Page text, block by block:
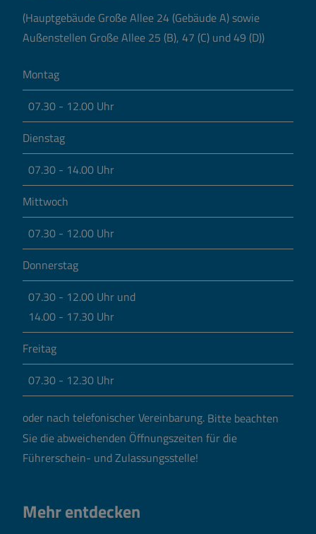
(Hauptgebäude Große Allee 24 (Gebäude A) sowie
Außenstellen Große Allee 25 (B), 47 (C) und 49 (D))
Montag
07.30 - 12.00 Uhr
Dienstag
07.30 - 14.00 Uhr
Mittwoch
07.30 - 12.00 Uhr
Donnerstag
07.30 - 12.00 Uhr und
14.00 - 17.30 Uhr
Freitag
07.30 - 12.30 Uhr
oder nach telefonischer Vereinbarung. Bitte beachten
Sie die abweichenden Öffnungszeiten für die
Führerschein- und Zulassungsstelle!
Mehr entdecken